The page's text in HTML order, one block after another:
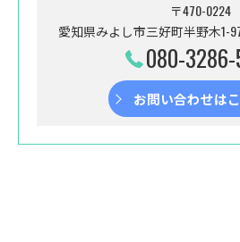
〒470-0224
愛知県みよし市三好町半野木1-
080-
お問い合わせは